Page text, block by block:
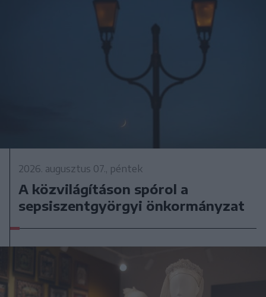
2026. augusztus 07., péntek
A közvilágításon spórol a
sepsiszentgyörgyi önkormányzat